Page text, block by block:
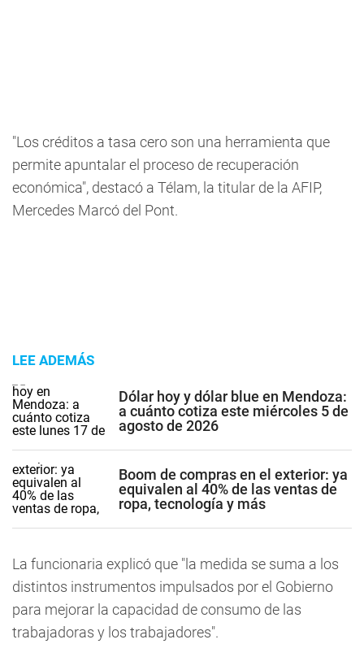
"Los créditos a tasa cero son una herramienta que
permite apuntalar el proceso de recuperación
económica", destacó a Télam, la titular de la AFIP,
Mercedes Marcó del Pont.
LEE ADEMÁS
Dólar hoy y dólar blue en Mendoza:
a cuánto cotiza este miércoles 5 de
agosto de 2026
Boom de compras en el exterior: ya
equivalen al 40% de las ventas de
ropa, tecnología y más
La funcionaria explicó que "la medida se suma a los
distintos instrumentos impulsados por el Gobierno
para mejorar la capacidad de consumo de las
trabajadoras y los trabajadores".